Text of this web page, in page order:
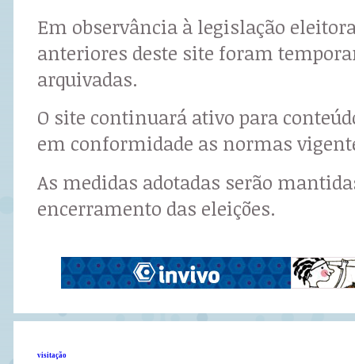
Em observância à legislação
anteriores deste site foram
arquivadas.
O site continuará ativo para
em conformidade as normas
As medidas adotadas serão
encerramento das eleições.
visitação